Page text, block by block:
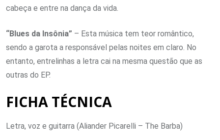
cabeça e entre na dança da vida.
“Blues da Insônia” – Esta música tem teor romântico,
sendo a garota a responsável pelas noites em claro. No
entanto, entrelinhas a letra cai na mesma questão que as
outras do EP.
FICHA TÉCNICA
Letra, voz e guitarra (Aliander Picarelli – The Barba)